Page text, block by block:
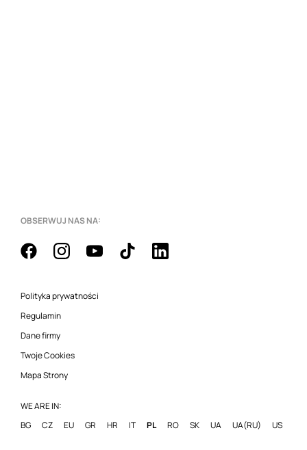
OBSERWUJ NAS NA:
Polityka prywatności
Regulamin
Dane firmy
Twoje Cookies
Mapa Strony
WE ARE IN:
BG
CZ EU GR HR IT PL RO SK UA UA(RU) US